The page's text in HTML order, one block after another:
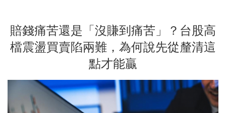
賠錢痛苦還是「沒賺到痛苦」？台股高
檔震盪買賣陷兩難，為何說先從釐清這
點才能贏